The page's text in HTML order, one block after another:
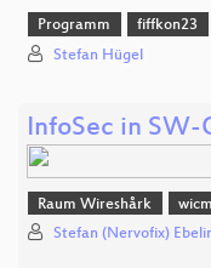
Programm fiffkon23
Stefan Hügel
InfoSec in SW-
Raum Wireshårk
Stefan (Nervofix)